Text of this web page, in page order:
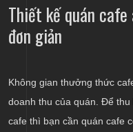
Thiết kế quán
đơn giản
Không gian thưởng thức
doanh thu của quán. Để
cafe thì bạn cần quán cafe